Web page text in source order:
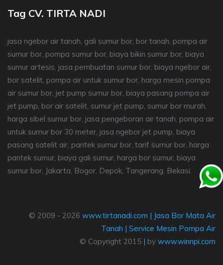
Tag CV. TIRTA NADI
jasa ngebor air tanah, gali sumur bor, bor tanah, pompa air
sumur bor, pompa sumur bor, biaya bikin sumur bor, biaya
sumur artesis, jasa pembuatan sumur bor, biaya ngebor air,
bor satelit, pompa air untuk sumur bor, harga mesin pompa
air sumur bor, jet pump sumur bor, biaya pasang pompa air
jet pump, bor air satelit, sumur jet pump, sumur bor murah,
harga sibel sumur bor, jasa pengeboran air tanah, pompa air
untuk sumur bor 30 meter, jasa ngebor jet pump, biaya
pasang satelit air, pantek sumur bor, tarif sumur bor, harga
pantek sumur, biaya gali sumur, harga bor sumur, biaya
sumur bor, Jakarta, Bogor, Depok, Tangerang, Bekasi.
© 2009 - 2026 www.tirtanadi.com | Jasa Bor Mata Air
Tanah | Service Mesin Pompa Air
© Copyright 2015 | by www.winnpi.com